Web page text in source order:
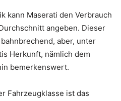
kann Maserati den Verbrauch
angeben. Dieser
aber, unter
Herkunft, nämlich dem
bemerkenswert.
Fahrzeugklasse ist das